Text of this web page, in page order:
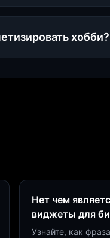
хобби?
Нет чем
виджеты для
Узнайте, как